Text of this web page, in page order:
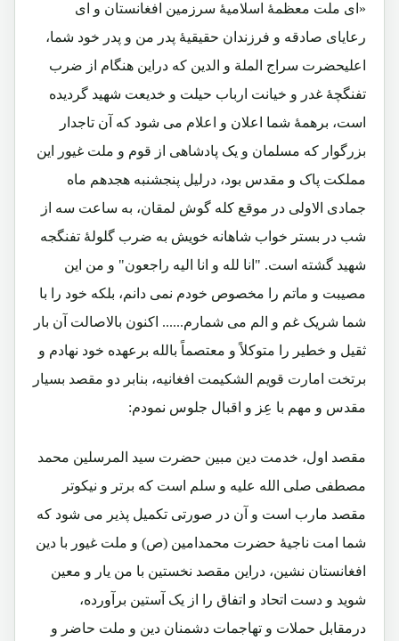
«ای ملت معظمۀ اسلامیۀ سرزمین افغانستان و ای
رعایای صادقه و فرزندان حقیقیۀ پدر من و پدر خود شما،
اعلیحضرت سراج الملة و الدین که دراین هنگام از ضرب
تفنگچۀ غدر و خیانت ارباب حیلت و خدیعت شهید گردیده
است، برهمۀ شما اعلان و اعلام می شود که آن تاجدار
بزرگوار که مسلمان و یک پادشاهی از قوم و ملت غیور این
مملکت پاک و مقدس بود، درلیل پنجشنبه هجدهم ماه
جمادی الاولی در موقع کله گوش لمقان، به ساعت سه از
شب در بستر خواب شاهانه خویش به ضرب گلولۀ تفنگجه
شهید گشته است. "انا لله و انا الیه راجعون" و من این
مصیبت و ماتم را مخصوص خودم نمی دانم، بلکه خود را با
شما شریک غم و الم می شمارم...... اکنون بالاصالت آن بار
ثقیل و خطیر را متوکلاً و معتصماً بالله برعهده خود نهادم و
برتخت امارت قویم الشکیمت افغانیه، بنابر دو مقصد بسیار
مقدس و مهم با عِز و اقبال جلوس نمودم:
مقصد اول، خدمت دین مبین حضرت سید المرسلین محمد
مصطفی صلی الله علیه و سلم است که برتر و نیکوتر
مقصد مارب است و آن در صورتی تکمیل پذیر می شود که
شما امت ناجیۀ حضرت محمدامین (ص) و ملت غیور با دین
افغانستان نشین، دراین مقصد نخستین با من یار و معین
شوید و دست اتحاد و اتفاق را از یک آستین برآورده،
درمقابل حملات و تهاجمات دشمنان دین و ملت حاضر و